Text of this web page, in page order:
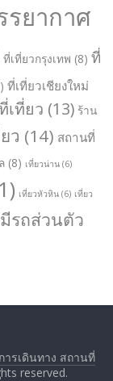
ยากาศ
ที่เที่ยวกรุงเทพ (8) ที่
ที่เที่ยวเชียงใหม่
เที่ยว (13) ร้าน
ว (14) สถานที่
(8) เที่ยวน่าน (6)
เที่ยวหัวหิน (6) เที่ยว
รถส่วนตัว
ารเดินทาง สถานที่
reserved.